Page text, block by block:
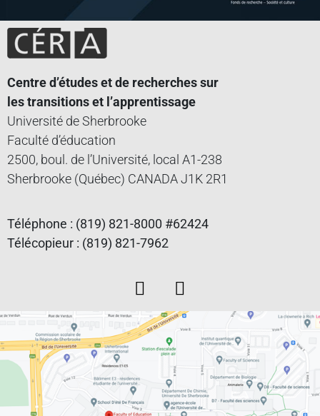
Centre d’études et de recherches sur
les transitions et l’apprentissage
Université de Sherbrooke
Faculté d’éducation
2500, boul. de l’Université, local A1-238
Sherbrooke (Québec) CANADA J1K 2R1
Téléphone : (819) 821-8000 #62424
Télécopieur : (819) 821-7962